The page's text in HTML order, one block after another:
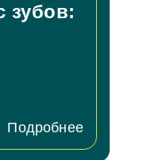
зубов:
Подробнее